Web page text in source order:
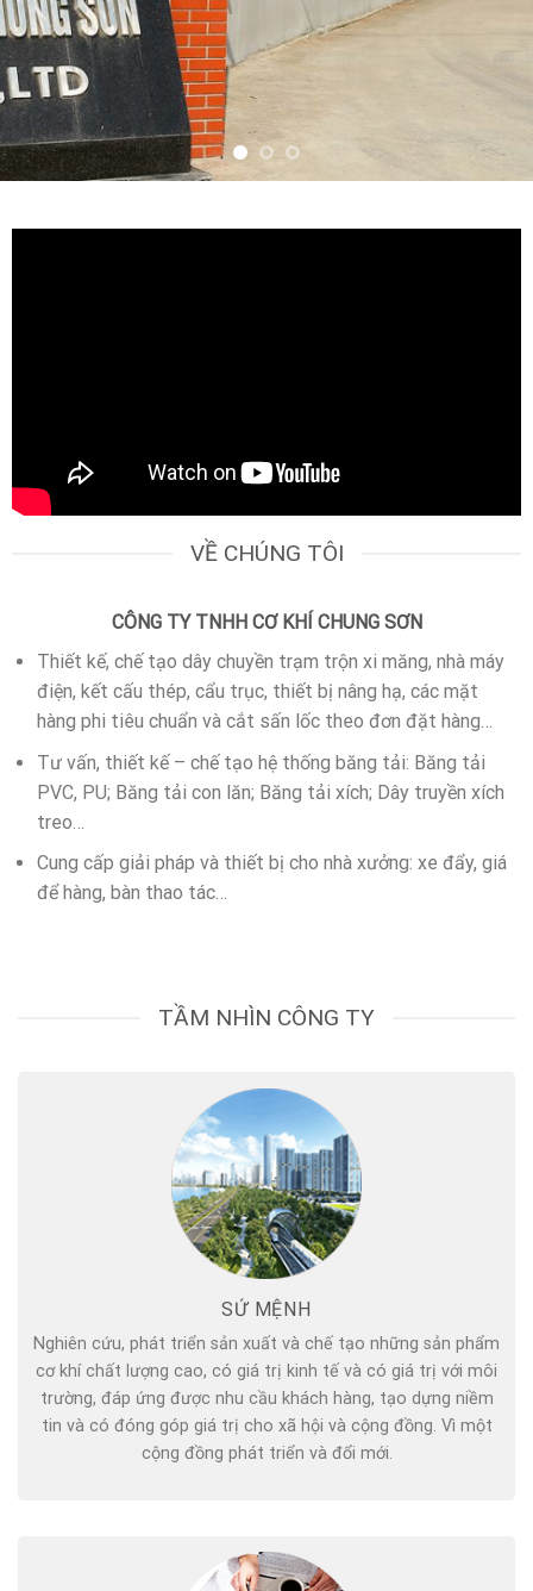
VỀ CHÚNG TÔI
CÔNG TY TNHH CƠ KHÍ CHUNG SƠN
Thiết kế, chế tạo dây chuyền trạm trộn xi măng, nhà máy
điện, kết cấu thép, cẩu trục, thiết bị nâng hạ, các mặt
hàng phi tiêu chuẩn và cắt sấn lốc theo đơn đặt hàng…
Tư vấn, thiết kế – chế tạo hệ thống băng tải: Băng tải
PVC, PU; Băng tải con lăn; Băng tải xích; Dây truyền xích
treo…
Cung cấp giải pháp và thiết bị cho nhà xưởng: xe đẩy, giá
để hàng, bàn thao tác…
TẦM NHÌN CÔNG TY
SỨ MỆNH
Nghiên cứu, phát triển sản xuất và chế tạo những sản phẩm
cơ khí chất lượng cao, có giá trị kinh tế và có giá trị với môi
trường, đáp ứng được nhu cầu khách hàng, tạo dựng niềm
tin và có đóng góp giá trị cho xã hội và cộng đồng. Vì một
cộng đồng phát triển và đổi mới.